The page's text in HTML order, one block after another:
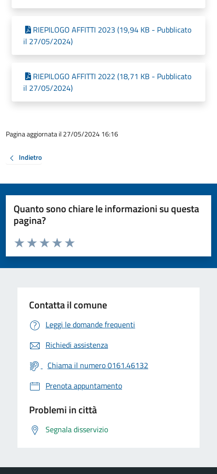
RIEPILOGO AFFITTI 2023 (19,94 KB - Pubblicato
il 27/05/2024)
RIEPILOGO AFFITTI 2022 (18,71 KB - Pubblicato
il 27/05/2024)
Pagina aggiornata il 27/05/2024 16:16
Indietro
Quanto sono chiare le informazioni su questa
pagina?
Valuta da 1 a 5 stelle la pagina
Valuta 5 stelle su 5
Valuta 4 stelle su 5
Valuta 3 stelle su 5
Valuta 2 stelle su 5
Valuta 1 stelle su 5
Contatta il comune
Leggi le domande frequenti
Richiedi assistenza
Chiama il numero 0161.46132
Prenota appuntamento
Problemi in città
Segnala disservizio